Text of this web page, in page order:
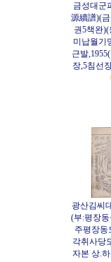
금성대군
源續譜)(
권5책완
미납월기
근발
장,5침선
광산김씨
(부:평장
주평장동
각취사당
자본 상.